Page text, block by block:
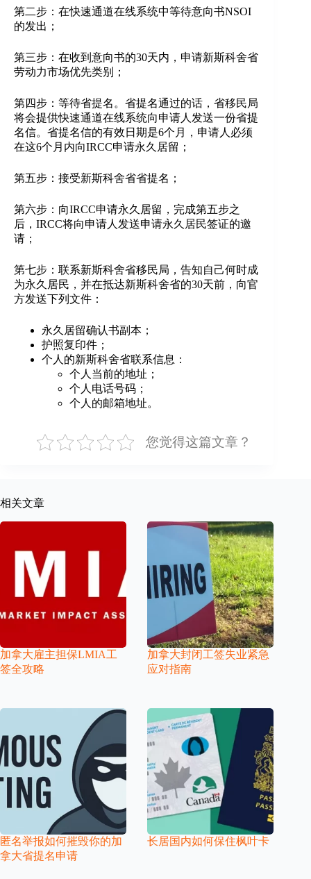
第二步：在快速通道在线系统中等待意向书NSOI
的发出；
第三步：在收到意向书的30天内，申请新斯科舍省
劳动力市场优先类别；
第四步：等待省提名。省提名通过的话，省移民局
将会提供快速通道在线系统向申请人发送一份省提
名信。省提名信的有效日期是6个月，申请人必须
在这6个月内向IRCC申请永久居留；
第五步：接受新斯科舍省省提名；
第六步：向IRCC申请永久居留，完成第五步之
后，IRCC将向申请人发送申请永久居民签证的邀
请；
第七步：联系新斯科舍省移民局，告知自己何时成
为永久居民，并在抵达新斯科舍省的30天前，向官
方发送下列文件：
永久居留确认书副本；
护照复印件；
个人的新斯科舍省联系信息：
个人当前的地址；
个人电话号码；
个人的邮箱地址。
您觉得这篇文章？
相关文章
加拿大雇主担保LMIA工
签全攻略
加拿大封闭工签失业紧急
应对指南
匿名举报如何摧毁你的加
拿大省提名申请
长居国内如何保住枫叶卡